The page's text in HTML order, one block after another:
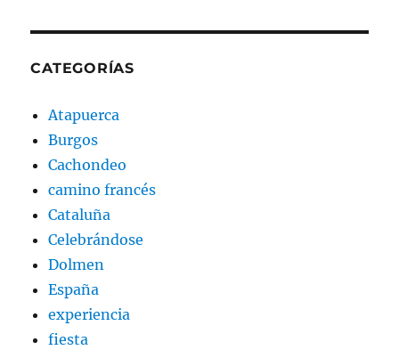
CATEGORÍAS
Atapuerca
Burgos
Cachondeo
camino francés
Cataluña
Celebrándose
Dolmen
España
experiencia
fiesta